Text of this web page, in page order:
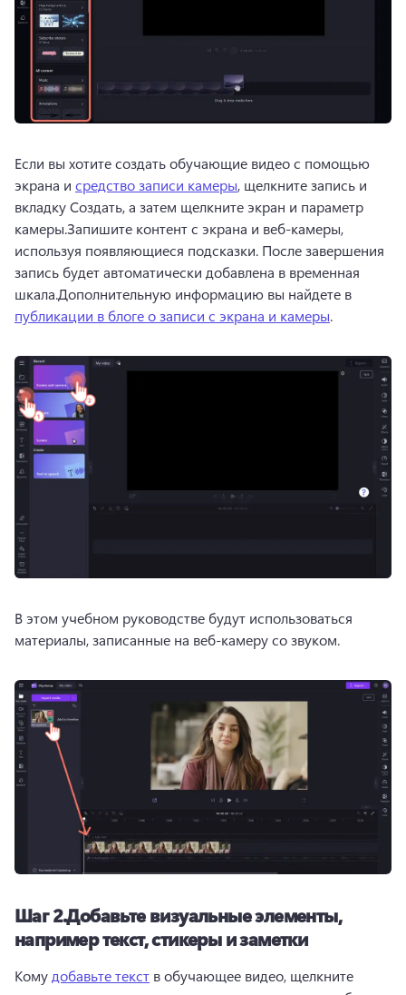
Если вы хотите создать обучающие видео с помощью
экрана и средство записи камеры, щелкните запись и
вкладку Создать, а затем щелкните экран и параметр
камеры.Запишите контент с экрана и веб-камеры,
используя появляющиеся подсказки. После завершения
запись будет автоматически добавлена в временная
шкала.Дополнительную информацию вы найдете в
публикации в блоге о записи с экрана и камеры.
В этом учебном руководстве будут использоваться
материалы, записанные на веб-камеру со звуком.
Шаг 2.Добавьте визуальные элементы,
например текст, стикеры и заметки
Кому добавьте текст в обучающее видео, щелкните